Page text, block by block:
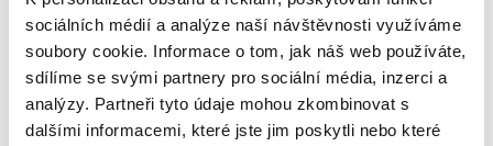
sociálních médií a analýze naší návštěvnosti využíváme
soubory cookie. Informace o tom, jak náš web používáte,
sdílíme se svými partnery pro sociální média, inzerci a
analýzy. Partneři tyto údaje mohou zkombinovat s
dalšími informacemi, které jste jim poskytli nebo které
Publikace představuje v České republice vůbec
první práci, která uceleně a komplexně
pojednává o právním postavení
profesionálních sportovců v českém právním
řádu a zkoumá profesionální sportovní...